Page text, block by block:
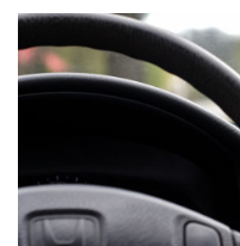
Kalkulatory
Przelicznik mocy